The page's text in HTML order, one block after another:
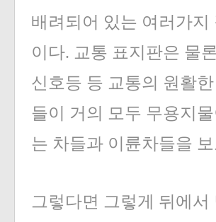
배려되어 있는 여러가
이다. 교통 표지판은 물
신호등 등 교통의 원활
들이 거의 모두 무용지
는 차들과 이륜차들을
그렇다면 그렇게 뒤에